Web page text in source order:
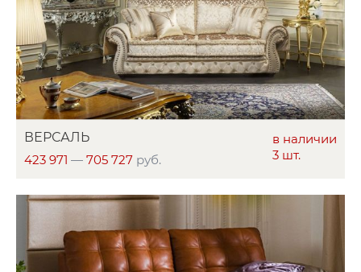
в наличии
3 шт.
ВЕРСАЛЬ
423 971 — 705 727 руб.